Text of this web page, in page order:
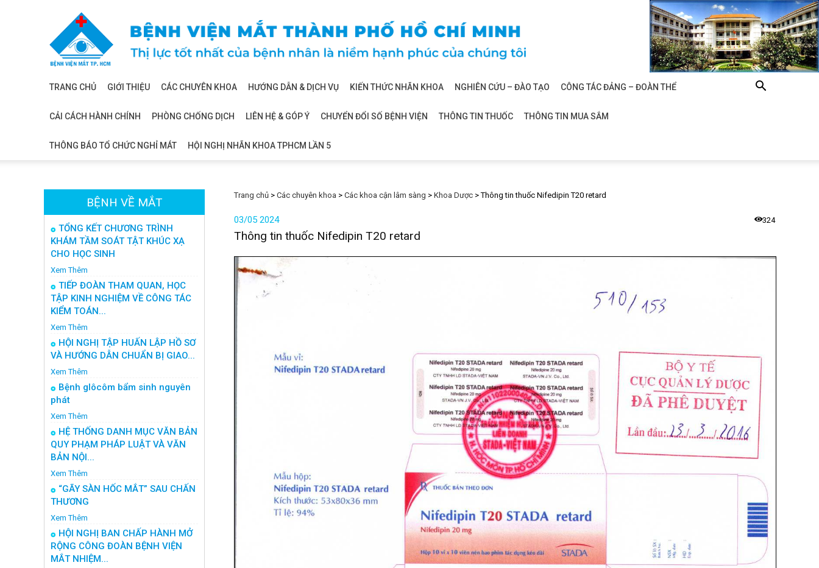
mắt
TRANG CHỦ GIỚI THIỆU CÁC CHUYÊN KHOA HƯỚNG DẪN & DỊCH VỤ KIẾN THỨC NHÃN KHOA NGHIÊN CỨU – ĐÀO TẠO CÔNG TÁC ĐẢNG – ĐOÀN THỂ
CẢI CÁCH HÀNH CHÍNH PHÒNG CHỐNG DỊCH LIÊN HỆ & GÓP Ý CHUYỂN ĐỔI SỐ BỆNH VIỆN THÔNG TIN THUỐC THÔNG TIN MUA SẮM
THÔNG BÁO TỔ CHỨC NGHỈ MÁT HỘI NGHỊ NHÃN KHOA TPHCM LẦN 5
Trang chủ > Các chuyên khoa > Các khoa cận lâm sàng > Khoa Dược >Thông tin thuốc Nifedipin T20 retard
03/05 2024 324
Thông tin thuốc Nifedipin T20 retard
BỆNH VỀ MẮT
TỔNG KẾT CHƯƠNG TRÌNH
KHÁM TẦM SOÁT TẬT KHÚC XẠ
CHO HỌC SINH
Xem Thêm
TIẾP ĐOÀN THAM QUAN, HỌC
TẬP KINH NGHIỆM VỀ CÔNG TÁC
KIỂM TOÁN...
Xem Thêm
HỘI NGHỊ TẬP HUẤN LẬP HỒ SƠ
VÀ HƯỚNG DẪN CHUẨN BỊ GIAO...
Xem Thêm
Bệnh glôcôm bẩm sinh nguyên
phát
Xem Thêm
HỆ THỐNG DANH MỤC VĂN BẢN
QUY PHẠM PHÁP LUẬT VÀ VĂN
BẢN NỘI...
Xem Thêm
“GÃY SÀN HỐC MẮT” SAU CHẤN
THƯƠNG
Xem Thêm
HỘI NGHỊ BAN CHẤP HÀNH MỞ
RỘNG CÔNG ĐOÀN BỆNH VIỆN
MẮT NHIỆM...